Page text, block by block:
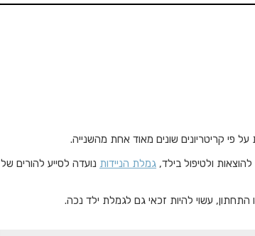
פי קריטריונים שונים מאוד אחת מהשנייה.
ולטיפול בילד, גמלת הניידות נועדה לסייע להורים של
התחתון, עשוי להיות זכאי גם לגמלת ילד נכה.